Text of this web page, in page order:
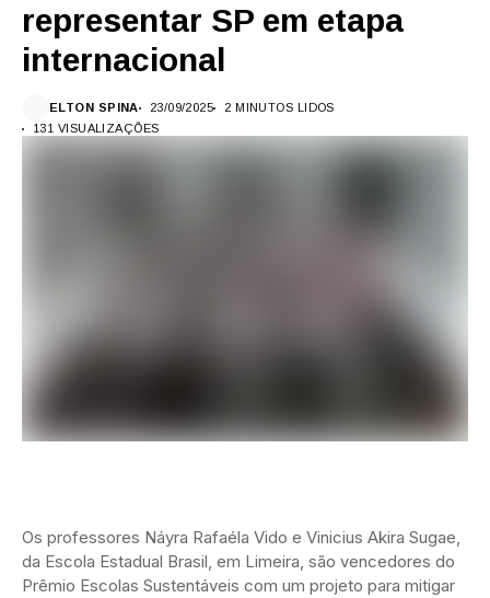
representar SP em etapa
internacional
ELTON SPINA 23/09/2025
2 MINUTOS LIDOS
131 VISUALIZAÇÕES
Os professores Náyra Rafaéla Vido e Vinicius Akira Sugae,
da Escola Estadual Brasil, em Limeira, são vencedores do
Prêmio Escolas Sustentáveis com um projeto para mitigar